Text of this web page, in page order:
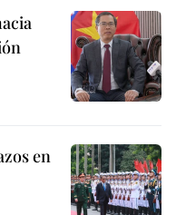
en